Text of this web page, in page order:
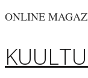
ONLINE